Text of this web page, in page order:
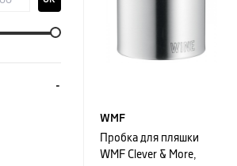
WMF
Пробка для пляшки
WMF Clever & More,